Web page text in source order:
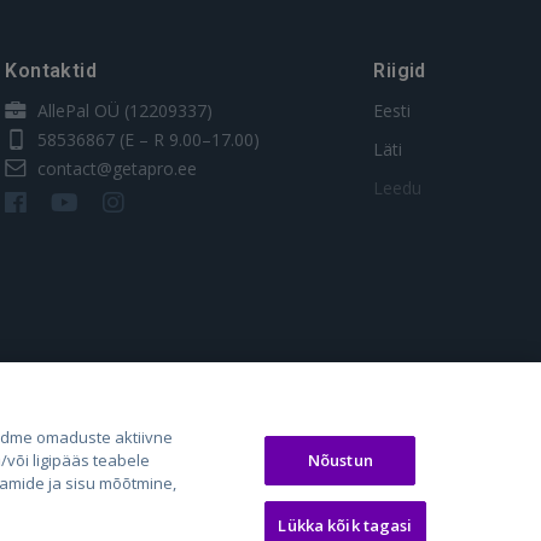
Kontaktid
AllePal OÜ (12209337)
58536867 (E – R 9.00–17.00)
contact@getapro.ee
Riigid
Eesti
Läti
Leedu
auto24.ee
KV.ee
Osta.ee
KuldneBörs.ee
omaduste aktiivne
või ligipääs teabele
ja sisu mõõtmine,
Nõustun
Lükka kõik tagasi